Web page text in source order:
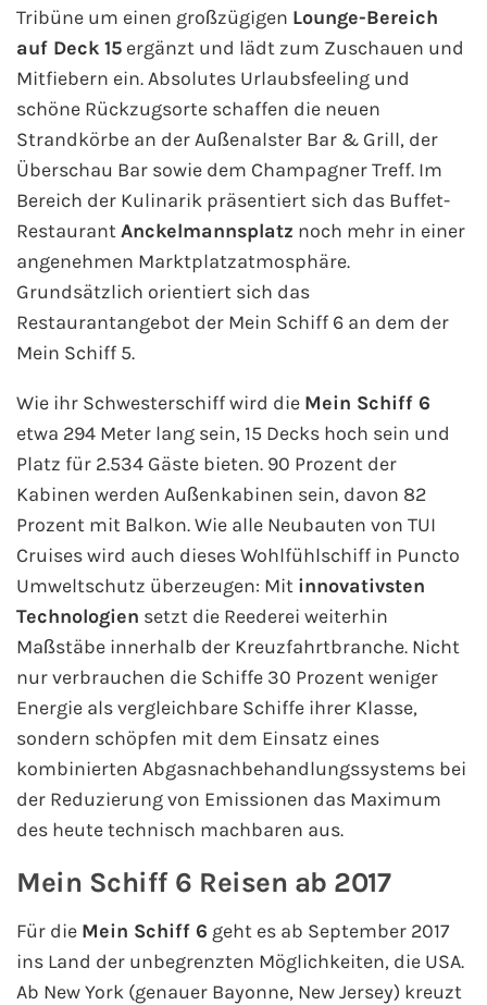
Fähre nach Dänemark
Fähre nach Norwegen
Fähre nach Schweden
Fähre nach Finnland
Fähre nach England
Fähre nach Lettland
Wissenswertes
Kreuzfahrt-Newsletter
Kreuzfahrt-Kalender
Kreuzfahrt-Bücher
Kreuzfahrt gewinnen
Kreuzfahrt-Quiz
Reiseversicherungen
Flug buchen
Kreuzfahrt buchen
Tribüne um einen großzügigen Lounge-Bereich
auf Deck 15 ergänzt und lädt zum Zuschauen und
Mitfiebern ein. Absolutes Urlaubsfeeling und
schöne Rückzugsorte schaffen die neuen
Strandkörbe an der Außenalster Bar & Grill, der
Überschau Bar sowie dem Champagner Treff. Im
Bereich der Kulinarik präsentiert sich das Buffet-
RestaurantAnckelmannsplatz noch mehr in einer
angenehmen Marktplatzatmosphäre.
Grundsätzlich orientiert sich das
Restaurantangebot der Mein Schiff 6 an dem der
Mein Schiff 5.
Wie ihr Schwesterschiff wird die Mein Schiff 6
etwa 294 Meter lang sein, 15 Decks hoch sein und
Platz für 2.534 Gäste bieten. 90 Prozent der
Kabinen werden Außenkabinen sein, davon 82
Prozent mit Balkon. Wie alle Neubauten von TUI
Cruises wird auch dieses Wohlfühlschiff in Puncto
Umweltschutz überzeugen: Mit innovativsten
Technologien setzt die Reederei weiterhin
Maßstäbe innerhalb der Kreuzfahrtbranche. Nicht
nur verbrauchen die Schiffe 30 Prozent weniger
Energie als vergleichbare Schiffe ihrer Klasse,
sondern schöpfen mit dem Einsatz eines
kombinierten Abgasnachbehandlungssystems bei
der Reduzierung von Emissionen das Maximum
des heute technisch machbaren aus.
Mein Schiff 6 Reisen ab 2017
Für die Mein Schiff 6 geht es ab September 2017
ins Land der unbegrenzten Möglichkeiten, die USA.
Ab New York (genauer Bayonne, New Jersey) kreuzt